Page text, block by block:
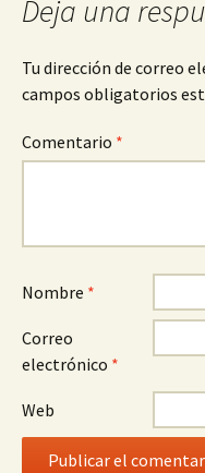
Deja una
Tu dirección de correo
campos obligatorios
Comentario *
Nombre *
Correo
electrónico *
Web